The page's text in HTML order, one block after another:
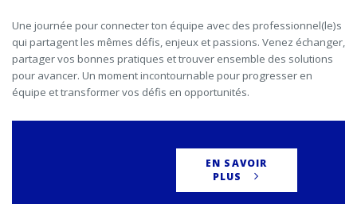
Une journée pour connecter ton équipe avec des professionnel(le)s
qui partagent les mêmes défis, enjeux et passions. Venez échanger,
partager vos bonnes pratiques et trouver ensemble des solutions
pour avancer. Un moment incontournable pour progresser en
équipe et transformer vos défis en opportunités.
EN SAVOIR
PLUS